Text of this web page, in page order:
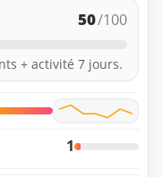
50/100
+ activité 7 jours.
1